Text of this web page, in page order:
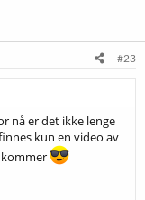
#23
nå er det ikke lenge
kun en video av